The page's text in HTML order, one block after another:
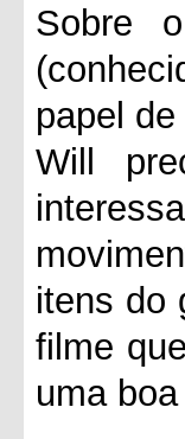
Sobre
papel
Will
itens do
filme
uma